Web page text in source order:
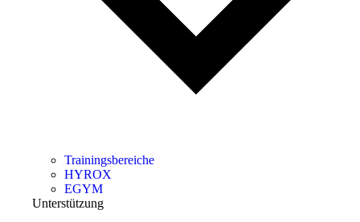
Trainingsbereiche
HYROX
EGYM
Unterstützung